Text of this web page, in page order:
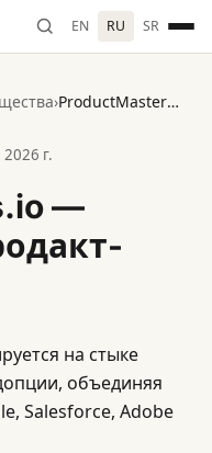
EN RU SR
› ProductMasters.io — сообщество продакт-менеджеров
г.
—
на стыке
объединяя
Salesforce, Adobe